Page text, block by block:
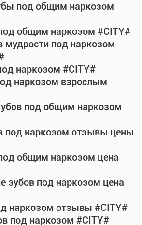
под общим наркозом
общим наркозом #CITY#
мудрости под наркозом
наркозом #CITY#
наркозом взрослым
под общим наркозом
под наркозом отзывы цены
общим наркозом цена
зубов под наркозом цена
наркозом отзывы #CITY#
под наркозом #CITY#